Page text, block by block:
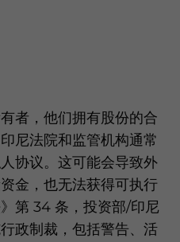
者，他们拥有股份的合
尼法院和监管机构通常
协议。这可能会导致外
金，也无法获得可执行
第 34 条，投资部/印尼
政制裁，包括警告、活